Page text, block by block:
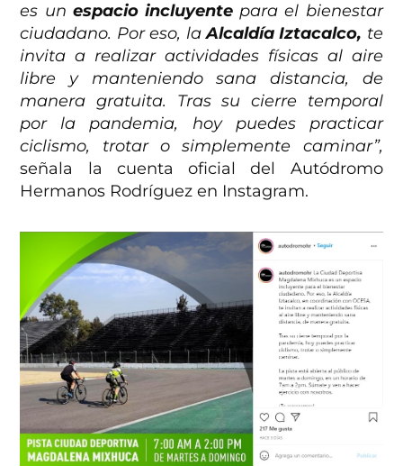
es un espacio incluyente para el bienestar
ciudadano. Por eso, laAlcaldía Iztacalco, te
invita a realizar actividades físicas al aire
libre y manteniendo sana distancia, de
manera gratuita. Tras su cierre temporal
por la pandemia, hoy puedes practicar
ciclismo, trotar o simplemente caminar”,
señala la cuenta oficial del Autódromo
Hermanos Rodríguez en Instagram.